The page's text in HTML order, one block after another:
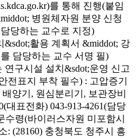
를 통해 진행(붙임
병원체자원 분양 신청
당하는 교수로 지정)
활용 계획서 &middot; 강
담당하는 교수 서명 필)
구시설 설치&sdot;운영 신고
전표지 부착 필수) : 고압증기
양기, 원심분리기, 보관장비
대표전화) 043-913-4261(담당
수령(바이러스자원 미포함시
: (28160) 충청북도 청주시 흥